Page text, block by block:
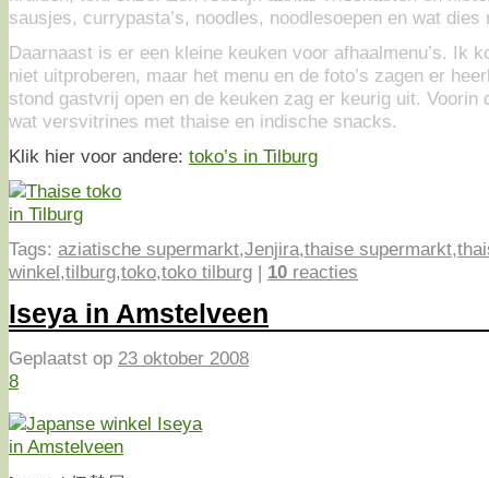
sausjes, currypasta’s, noodles, noodlesoepen en wat dies
Daarnaast is er een kleine keuken voor afhaalmenu’s. Ik
niet uitproberen, maar het menu en de foto’s zagen er
stond gastvrij open en de keuken zag er keurig uit. Voorin
wat versvitrines met thaise en indische snacks.
Klik hier voor andere: toko’s in Tilburg
Tags: aziatische supermarkt,Jenjira,thaise supermarkt,
winkel,tilburg,toko,toko tilburg | 10 reacties
Iseya in Amstelveen
Geplaatst op 23 oktober 2008
8